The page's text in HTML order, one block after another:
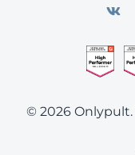
© 2026 Onlypult.